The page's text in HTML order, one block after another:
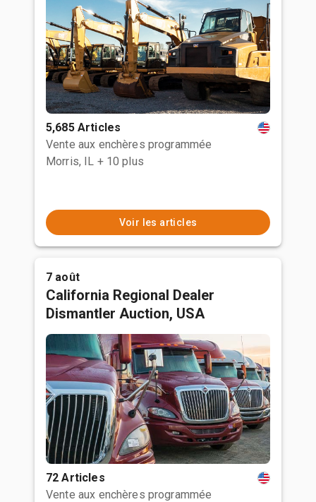
5,685 Articles
Vente aux enchères programmée
Morris, IL + 10 plus
Voir les articles
7 août
California Regional Dealer
Dismantler Auction, USA
72 Articles
Vente aux enchères programmée